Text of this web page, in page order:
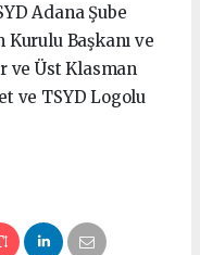
Adana Şube
Başkanı ve
ve Üst Klasman
ve TSYD Logolu